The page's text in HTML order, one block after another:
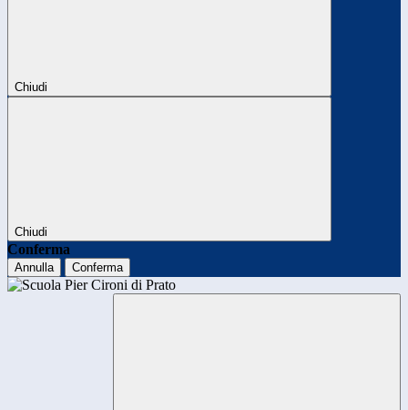
Chiudi
Chiudi
Conferma
Annulla Conferma